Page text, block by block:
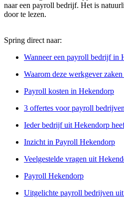
naar een payroll bedrijf. Het is
door te lezen.
Spring direct naar:
Wanneer een payroll bedrijf in
Waarom deze werkgever
Payroll kosten in Hekendorp
3 offertes voor payroll
Ieder bedrijf uit Hekendorp
Inzicht in Payroll Hekendorp
Veelgestelde vragen uit
Payroll Hekendorp
Uitgelichte payroll bedrijven